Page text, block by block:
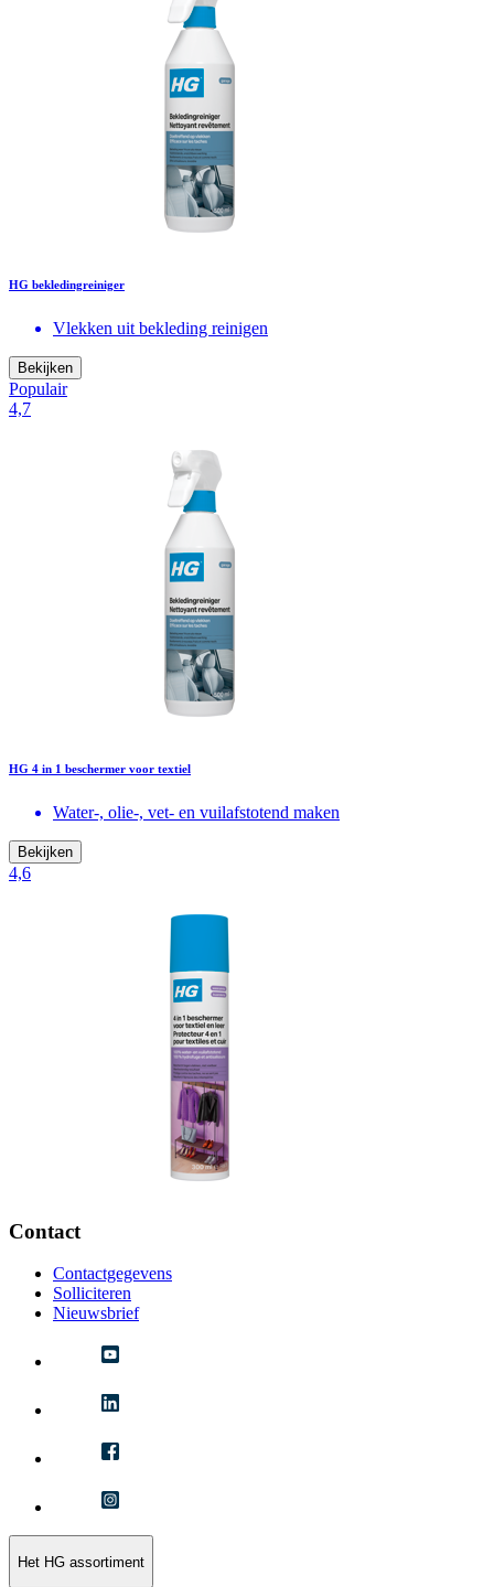
HG bekledingreiniger
Vlekken uit bekleding reinigen
Bekijken
Populair
4,7
HG 4 in 1 beschermer voor textiel
Water-, olie-, vet- en vuilafstotend maken
Bekijken
4,6
Contact
Contactgegevens
Solliciteren
Nieuwsbrief
Het HG assortiment